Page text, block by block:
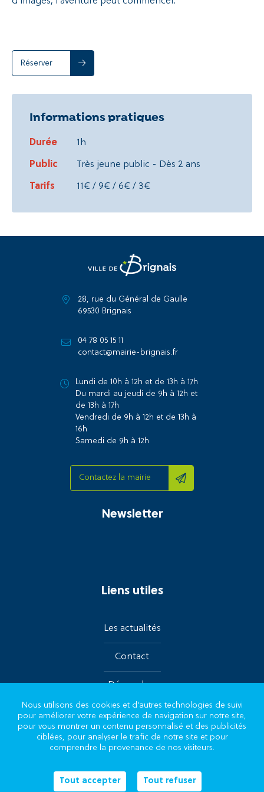
Réserver
Informations pratiques
Durée 1h
Public Très jeune public - Dès 2 ans
Tarifs 11€ / 9€ / 6€ / 3€
28, rue du Général de Gaulle
69530 Brignais
04 78 05 15 11
contact@mairie-brignais.fr
Lundi de 10h à 12h et de 13h à 17h
Du mardi au jeudi de 9h à 12h et
de 13h à 17h
Vendredi de 9h à 12h et de 13h à
16h
Samedi de 9h à 12h
Contactez la mairie
Newsletter
Liens utiles
Les actualités
Contact
Démarches
Suivez-nous sur les réseaux
Nous utilisons des cookies et d'autres technologies de suivi
pour améliorer votre expérience de navigation sur notre site,
pour vous montrer un contenu personnalisé et des publicités
ciblées, pour analyser le trafic de notre site et pour
comprendre la provenance de nos visiteurs.
Tout accepter Tout refuser